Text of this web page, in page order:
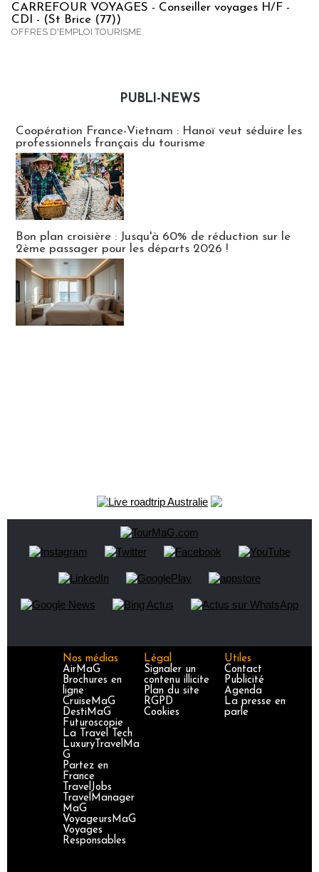
CARREFOUR VOYAGES - Conseiller voyages H/F -
CDI - (St Brice (77))
OFFRES D'EMPLOI TOURISME
PUBLI-NEWS
Coopération France-Vietnam : Hanoï veut séduire les
professionnels français du tourisme
Bon plan croisière : Jusqu'à 60% de réduction sur le
2ème passager pour les départs 2026 !
Nos médias
AirMaG
Brochures en
ligne
CruiseMaG
DestiMaG
Futuroscopie
La Travel Tech
LuxuryTravelMa
G
Partez en
France
TravelJobs
TravelManager
MaG
VoyageursMaG
Voyages
Responsables
Légal
Signaler un
contenu illicite
Plan du site
RGPD
Cookies
Utiles
Contact
Publicité
Agenda
La presse en
parle